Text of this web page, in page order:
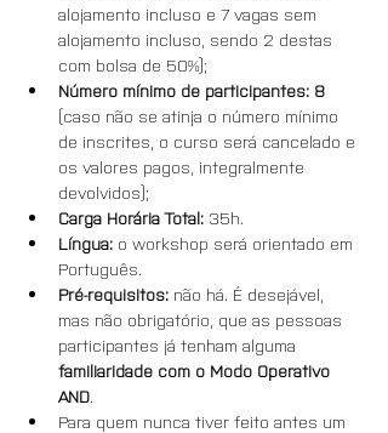
alojamento incluso e 7 vagas sem
alojamento incluso, sendo 2 destas
com bolsa de 50%);
Número mínimo de participantes: 8
(caso não se atinja o número mínimo
de inscrites, o curso será cancelado e
os valores pagos, integralmente
devolvidos);
Carga Horária Total: 35h.
Língua: o workshop será orientado em
Português.
Pré-requisitos: não há. É desejável,
mas não obrigatório, que as pessoas
participantes já tenham alguma
familiaridade com o Modo Operativo
AND.
Para quem nunca tiver feito antes um